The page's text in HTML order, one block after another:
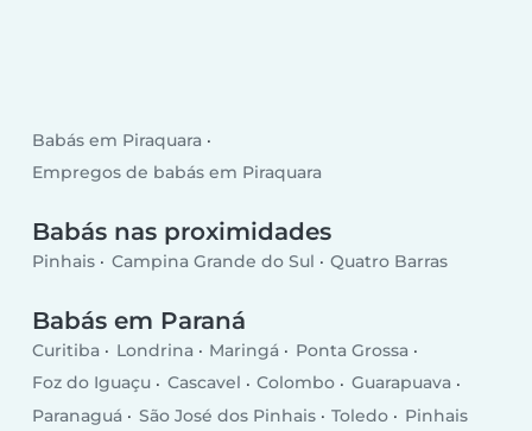
Babás em Piraquara
Empregos de babás em Piraquara
Babás nas proximidades
Pinhais Campina Grande do Sul Quatro Barras
Babás em Paraná
Curitiba Londrina Maringá
Ponta Grossa
Foz do Iguaçu
Cascavel Colombo
Guarapuava
Paranaguá
São José dos Pinhais Toledo Pinhais